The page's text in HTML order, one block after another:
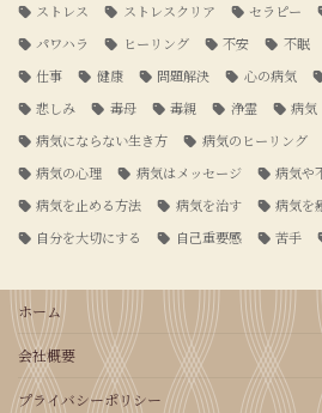
ストレス
ストレスクリア セラピー
パワハラ
ヒーリング 不安 不眠
仕事
健康 問題解決 心の病気
悲しみ
毒母 毒親 浄霊 病気
病気にならない生き方
病気のヒーリング
病気の心理
病気はメッセージ
病気や
病気を止める方法
病気を治す 病気を
自分を大切にする
自己重要感 苦手
ホーム
会社概要
プライバシーポリシー